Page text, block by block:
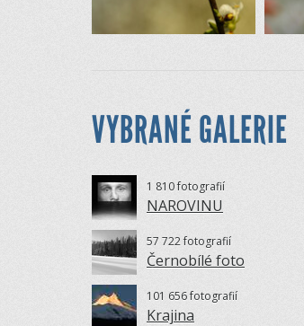
VYBRANÉ GALERIE
1 810 fotografií
NAROVINU
57 722 fotografií
Černobílé foto
101 656 fotografií
Krajina